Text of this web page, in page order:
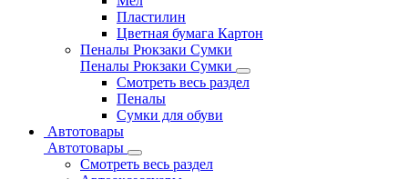
Пластилин
Цветная бумага Картон
Пеналы Рюкзаки Сумки
Пеналы Рюкзаки Сумки
Смотреть весь раздел
Пеналы
Сумки для обуви
Автотовары
Автотовары
Смотреть весь раздел